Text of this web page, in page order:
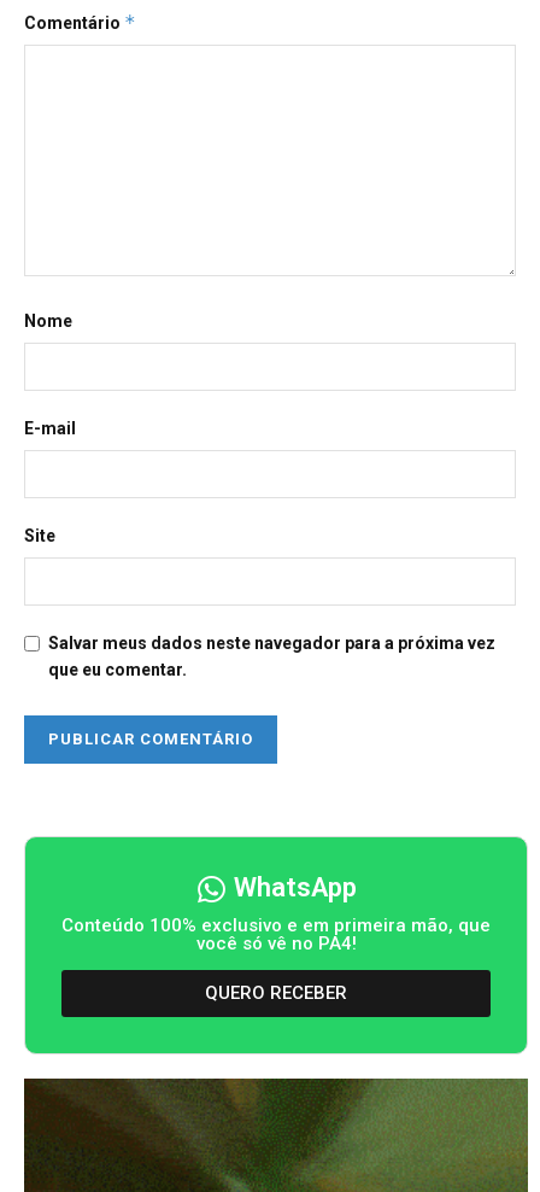
Comentário *
Nome
E-mail
Site
Salvar meus dados neste navegador para a próxima vez
que eu comentar.
WhatsApp
Conteúdo 100% exclusivo e em primeira mão, que
você só vê no PA4!
QUERO RECEBER